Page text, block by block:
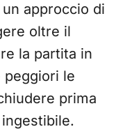
approccio di
oltre il
la partita in
peggiori le
prima